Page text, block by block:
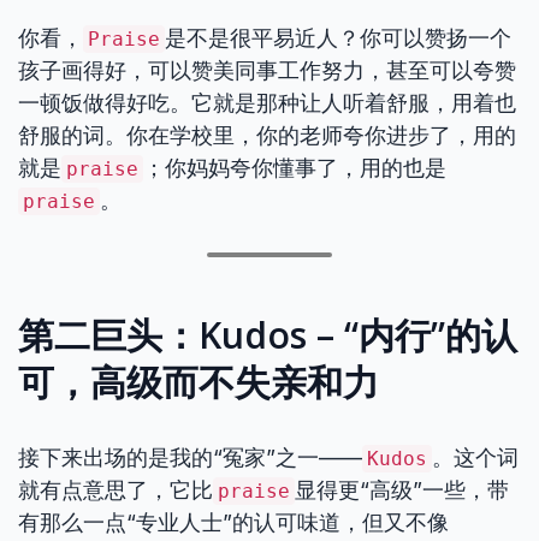
你看， Praise 是不是很平易近人？你可以赞扬一个
孩子画得好，可以赞美同事工作努力，甚至可以夸赞
一顿饭做得好吃。它就是那种让人听着舒服，用着也
舒服的词。你在学校里，你的老师夸你进步了，用的
就是 praise ；你妈妈夸你懂事了，用的也是
praise 。
第二巨头：Kudos – “内行”的认
可，高级而不失亲和力
接下来出场的是我的“冤家”之一—— Kudos 。这个词
就有点意思了，它比 praise 显得更“高级”一些，带
有那么一点“专业人士”的认可味道，但又不像